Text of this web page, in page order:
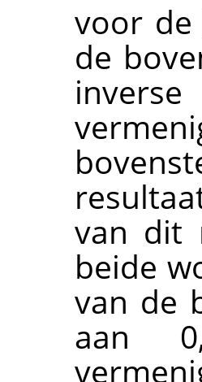
voor de
de
van dit
beide
van de
aan